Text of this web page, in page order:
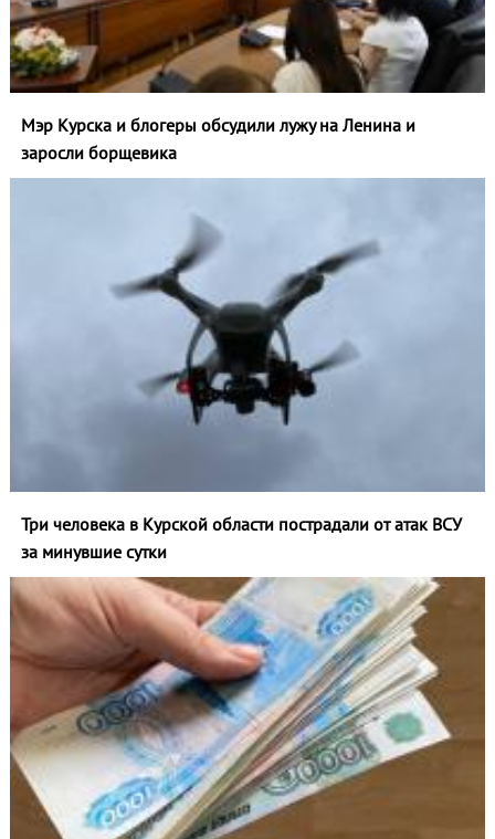
Мэр Курска и блогеры обсудили лужу на Ленина и
заросли борщевика
Три человека в Курской области пострадали от атак ВСУ
за минувшие сутки